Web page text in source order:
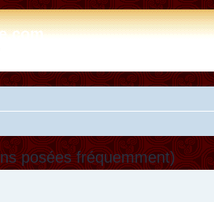
posées fréquemment)